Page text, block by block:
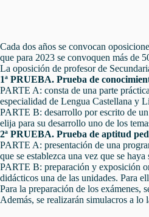
Cada dos años se convocan
que para 2023 se convoquen más de
La oposición de profesor de
1ª PRUEBA. Prueba de
PARTE A: consta de una parte
especialidad de Lengua Castellana y
PARTE B: desarrollo por escrito de
elija para su desarrollo uno de los
2ª PRUEBA. Prueba de aptitud
PARTE A: presentación de una
que se establezca una vez que se
PARTE B: preparación y exposición
didácticos una de las unidades. Para
Para la preparación de los exámenes,
Además, se realizarán simulacros a